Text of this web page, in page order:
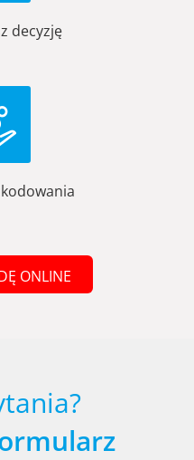
decyzję
ONLINE